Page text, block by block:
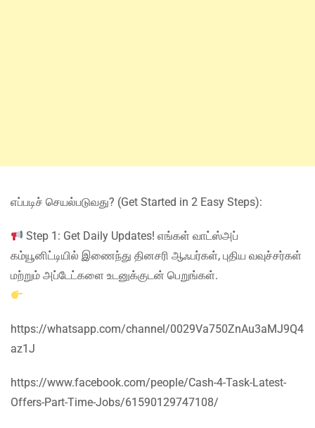
எப்படிச் செயல்படுவது? (Get Started in 2 Easy Steps):
Step 1: Get Daily Updates! எங்கள் வாட்ஸ்அப்
கம்யூனிட்டியில் இணைந்து தினசரி ஆஃபர்கள், புதிய வவுச்சர்கள்
மற்றும் அப்டேட்களை உடனுக்குடன் பெறுங்கள்.
https://whatsapp.com/channel/0029Va750ZnAu3aMJ9Q4
az1J
https://www.facebook.com/people/Cash-4-Task-Latest-
Offers-Part-Time-Jobs/61590129747108/